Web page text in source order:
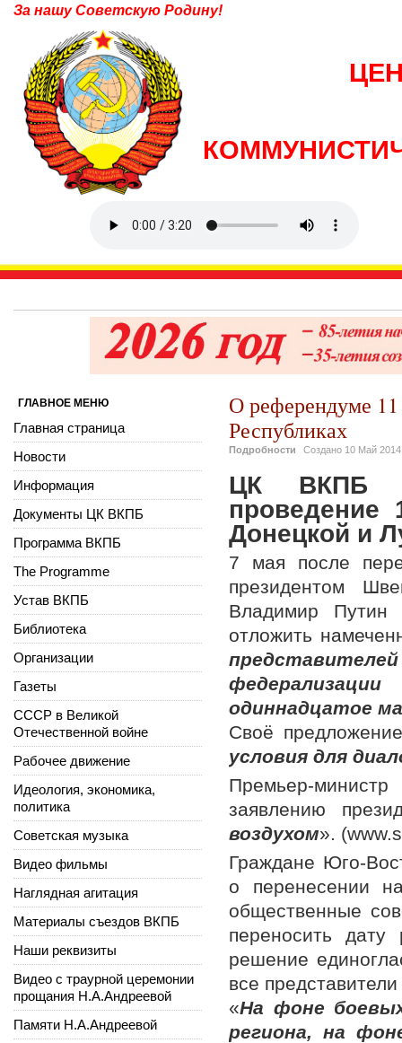
За нашу Советскую Родину!
О референдуме
Республиках
Подробности Создано 10 Май 2014
ЦК ВКПБ
проведение
Донецкой и
7 мая после
президентом
Владимир Путин
отложить
одиннадцатое
Своё
условия для
Премьер-
заявлению
воздухом».
Граждане Юго-
о перенесении
общественные
переносить
решение
все
«На фоне
региона, на
ГЛАВНОЕ МЕНЮ
Главная страница
Новости
Информация
Документы ЦК ВКПБ
Программа ВКПБ
The Programme
Устав ВКПБ
Библиотека
Организации
Газеты
СССР в Великой
Отечественной войне
Рабочее движение
Идеология, экономика,
политика
Советская музыка
Видео фильмы
Наглядная агитация
Материалы съездов ВКПБ
Наши реквизиты
Видео с траурной церемонии
прощания Н.А.Андреевой
Памяти Н.А.Андреевой